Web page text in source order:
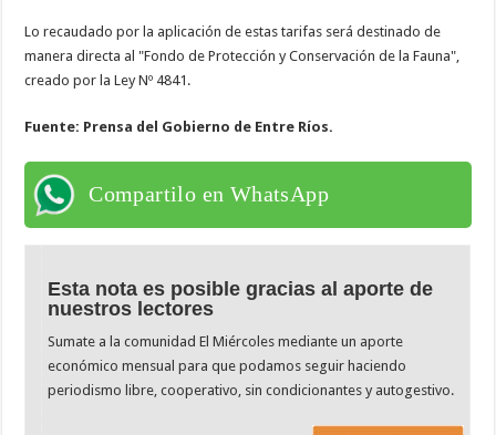
Lo recaudado por la aplicación de estas tarifas será destinado de
manera directa al "Fondo de Protección y Conservación de la Fauna",
creado por la Ley Nº 4841.
Fuente: Prensa del Gobierno de Entre Ríos.
Compartilo en WhatsApp
Esta nota es posible gracias al aporte de
nuestros lectores
Sumate a la comunidad El Miércoles mediante un aporte
económico mensual para que podamos seguir haciendo
periodismo libre, cooperativo, sin condicionantes y autogestivo.